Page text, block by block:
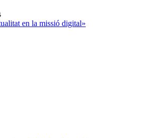
en la missió digital»